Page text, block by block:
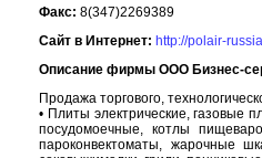
Факс: 8(347)2269389
Сайт в Интернет: http://polair-
Описание фирмы ООО Бизнес-
Продажа торгового,
• Плиты электрические, газовые
посудомоечные, котлы
пароконвектоматы, жарочные